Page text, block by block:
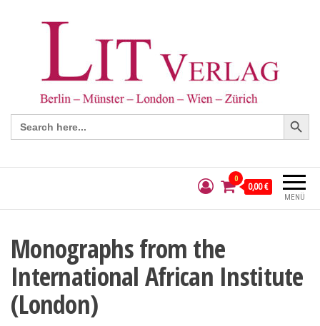
Search
for:
Search Button
MENÜ
0
0,00 €
Monographs from the
International African Institute
(London)